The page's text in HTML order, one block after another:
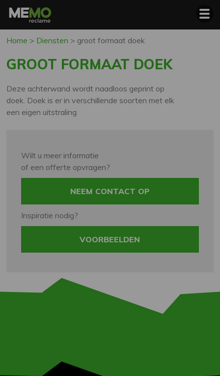
Home > Diensten > groot formaat doek
GROOT FORMAAT DOEK
Deze achterwand wordt naadloos geprint op
doek. Doek is er in verschillende soorten met elk
een eigen uitstraling.
Wilt u meer informatie
of een offerte opvragen?
NEEM CONTACT OP
Inspiratie nodig?
VOORBEELDEN